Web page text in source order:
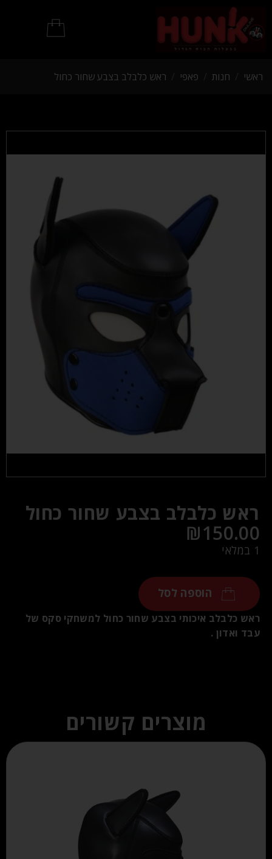
ראשי חנות פאפי ראש כלבלב בצבע שחור כחול
ראש כלבלב בצבע שחור כחול
₪150.00
1 במלאי
הוספה לסל
ראש כלבלב איכותי בצבע שחור כחול למשחקי סקס של
עבד ואדון .
מוצרים קשורים